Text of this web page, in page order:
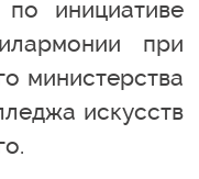
по инициативе
при
министерства
искусств